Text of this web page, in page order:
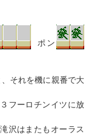
ポン
それを機に親番で大
フーロチンイツに放
沢はまたもオーラス